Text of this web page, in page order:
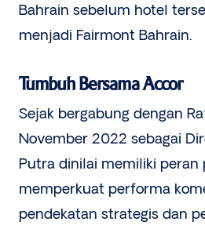
Bahrain sebelum hotel
menjadi Fairmont Bahrain.
Tumbuh Bersama Accor
Sejak bergabung dengan
November 2022 sebagai
Putra dinilai memiliki peran
memperkuat performa
pendekatan strategis dan